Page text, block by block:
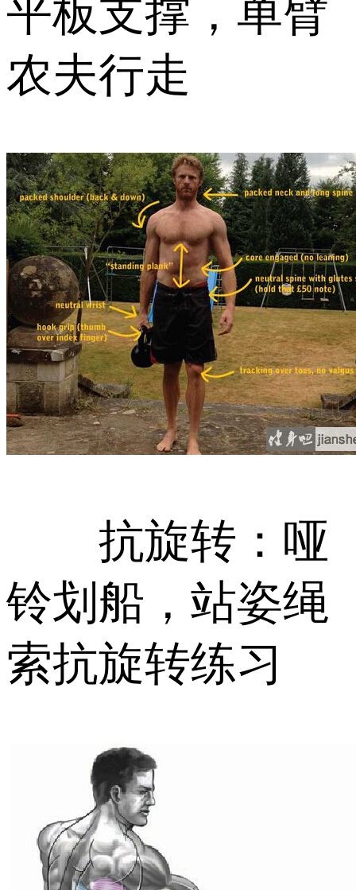
平板支撑，单臂
农夫行走
抗旋转：哑
铃划船，站姿绳
索抗旋转练习